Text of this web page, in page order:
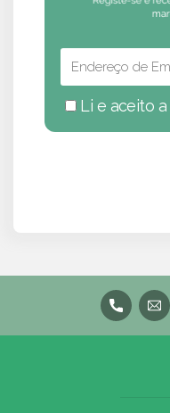
Li e aceito a